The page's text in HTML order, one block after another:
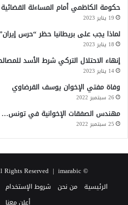
ص
ر
و
ا
ل
أ
ر
ن
حكومة الكاظمي أمام المساءلة
19 يناير 2023
لماذا يجب على بريطانيا حظر “حرس
18 يناير 2023
إنهاء الاحتلال التركي شرط الأسد
14 يناير 2023
وفاة مفتي الإخوان يوسف القرضاوي
26 سبتمبر 2022
مهندس الصفقات الإخوانية في تونس…
25 سبتمبر 2022
© Copyright 2026, All Rights Reserved |
imarabic
الرئيسية
من نحن شروط الإستخدام
أعلن معنا